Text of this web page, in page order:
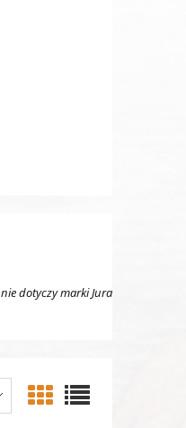
dotyczy marki Jura